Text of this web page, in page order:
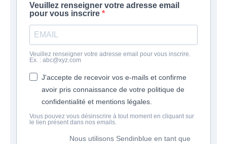
Veuillez renseigner votre adresse email
pour vous inscrire
Veuillez renseigner votre adresse email pour vous inscrire.
Ex. : abc@xyz.com
J'accepte de recevoir vos e-mails et confirme
avoir pris connaissance de votre politique de
confidentialité et mentions légales.
Vous pouvez vous désinscrire à tout moment en cliquant sur
le lien présent dans nos emails.
Nous utilisons Sendinblue en tant que